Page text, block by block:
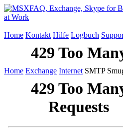
Home Kontakt Hilfe Logbuch
Home Exchange Internet SMTP